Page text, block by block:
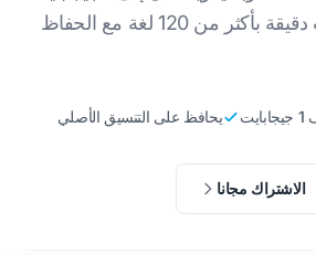
واحصل على ترجمات دقيقة بأكثر من 120 لغة مع الحفاظ
يحافظ على التنسيق الأصلي
الاشتراك مجانا